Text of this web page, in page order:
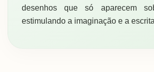
desenhos que só aparecem
estimulando a imaginação e a